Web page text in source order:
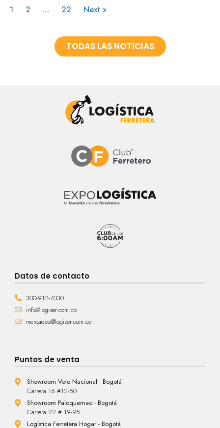
1 2 … 22 Next »
TODAS LAS NOTICIAS
Datos de contacto
300-912-7030
info@logiser.com.co
mercadeo@logiser.com.co
Puntos de venta
Showroom Voto Nacional - Bogotá
Carrera 16 #12-50
Showroom Paloquemao - Bogotá
Carrera 22 # 19-95
Logística Ferretera Hogar - Bogotá